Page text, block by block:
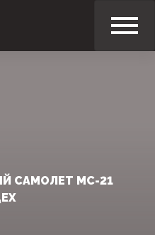
САМОЛЕТ МС-21